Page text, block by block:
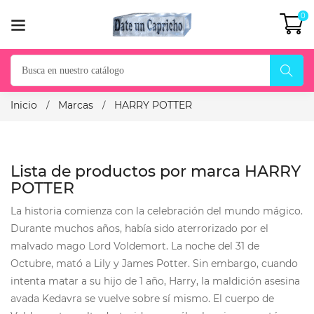
0
Inicio Marcas HARRY POTTER
Lista de productos por marca HARRY
POTTER
La historia comienza con la celebración del mundo mágico.
Durante muchos años, había sido aterrorizado por el
malvado mago Lord Voldemort. La noche del 31 de
Octubre, mató a Lily y James Potter. Sin embargo, cuando
intenta matar a su hijo de 1 año, Harry, la maldición asesina
avada Kedavra se vuelve sobre sí mismo. El cuerpo de